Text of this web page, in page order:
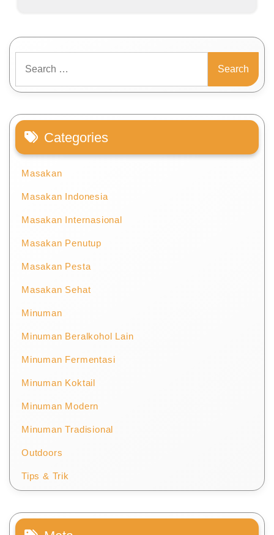
for:
Categories
Masakan
Masakan Indonesia
Masakan Internasional
Masakan Penutup
Masakan Pesta
Masakan Sehat
Minuman
Minuman Beralkohol Lain
Minuman Fermentasi
Minuman Koktail
Minuman Modern
Minuman Tradisional
Outdoors
Tips & Trik